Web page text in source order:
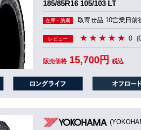
185/85R16 105/103 LT
在庫・納期 取寄せ品 10営業日前
レビュー 0
販売価格 15,700円 税込